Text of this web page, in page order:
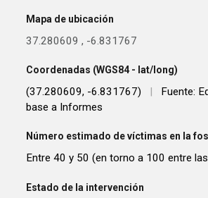
Mapa de ubicación
37.280609 , -6.831767
Coordenadas (WGS84 - lat/long)
(37.280609, -6.831767) |
Fuente:
base a Informes
Número estimado de víctimas en la
Entre 40 y 50 (en torno a 100 entre
Estado de la intervención